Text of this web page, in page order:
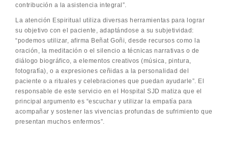
contribución a la asistencia integral”.
La atención Espiritual utiliza diversas herramientas para lograr
su objetivo con el paciente, adaptándose a su subjetividad:
“podemos utilizar, afirma Beñat Goñi, desde recursos como la
oración, la meditación o el silencio a técnicas narrativas o de
diálogo biográfico, a elementos creativos (música, pintura,
fotografía), o a expresiones ceñidas a la personalidad del
paciente o a rituales y celebraciones que puedan ayudarle”. El
responsable de este servicio en el Hospital SJD matiza que el
principal argumento es “escuchar y utilizar la empatía para
acompañar y sostener las vivencias profundas de sufrimiento que
presentan muchos enfermos”.